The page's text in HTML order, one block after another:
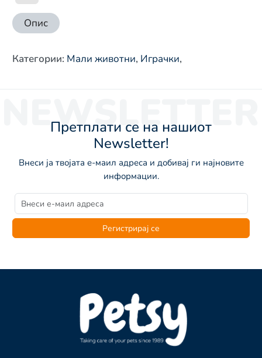
Опис
Категории: Мали животни, Играчки,
NEWSLETTER
Претплати се на нашиот
Newsletter!
Внеси ја твојата е-маил адреса и добивај ги најновите
информации.
Регистрирај се